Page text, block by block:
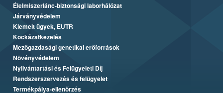
Élelmiszerlánc-biztonsági laborhálózat
Járványvédelem
Kiemelt ügyek, EUTR
Kockázatkezelés
Mezőgazdasági genetikai erőforrások
Növényvédelem
Nyilvántartási és Felügyeleti Díj
Rendszerszervezés és felügyelet
Termékpálya-ellenőrzés